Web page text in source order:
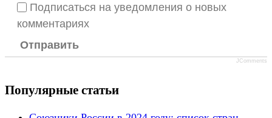
Подписаться на уведомления о новых
комментариях
Отправить
JComments
Популярные статьи